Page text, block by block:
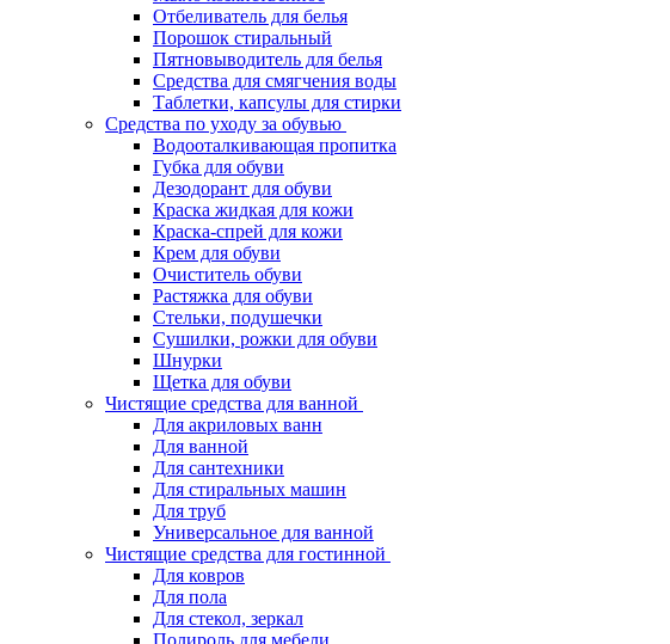
Отбеливатель для белья
Порошок стиральный
Пятновыводитель для белья
Средства для смягчения воды
Таблетки, капсулы для стирки
Средства по уходу за обувью
Водооталкивающая пропитка
Губка для обуви
Дезодорант для обуви
Краска жидкая для кожи
Краска-спрей для кожи
Крем для обуви
Очиститель обуви
Растяжка для обуви
Стельки, подушечки
Сушилки, рожки для обуви
Шнурки
Щетка для обуви
Чистящие средства для ванной
Для акриловых ванн
Для ванной
Для сантехники
Для стиральных машин
Для труб
Универсальное для ванной
Чистящие средства для гостинной
Для ковров
Для пола
Для стекол, зеркал
Полироль для мебели